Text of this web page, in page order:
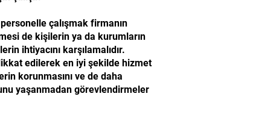
çalışmak firmanın
de kişilerin ya da kurumların
ihtiyacını karşılamalıdır.
edilerek en iyi şekilde hizmet
korunmasını ve de daha
yaşanmadan görevlendirmeler